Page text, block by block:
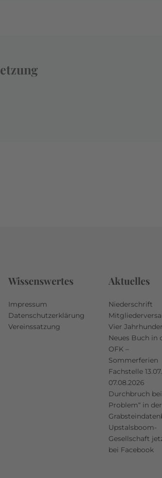
Wissenswertes
Impressum
Datenschutzerklärung
Vereinssatzung
Aktuelles
Niederschrift
Vier
Neues Buch in
OFK –
Sommerferien
Fachstelle
07.08.2026
Durchbruch
Problem“ in der
Upstalsboom-
Gesellschaft
bei Facebook